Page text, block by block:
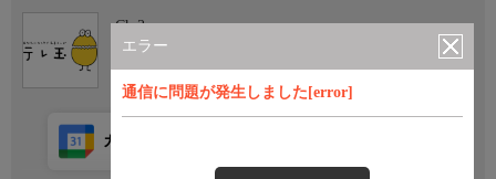
エラー
通信に問題が発生しました[error]
Ch.3
テレ玉1
カレンダー登録